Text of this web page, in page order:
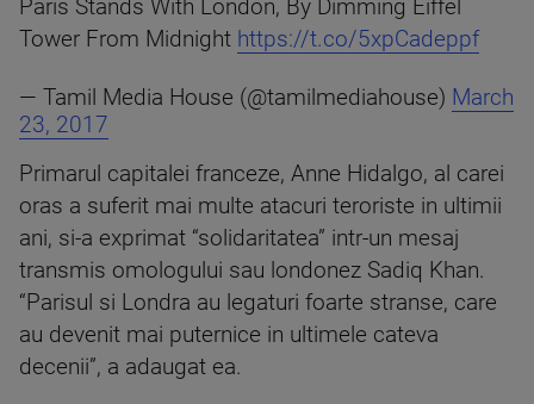
Paris Stands With London, By Dimming Eiffel
Tower From Midnight https://t.co/5xpCadeppf
— Tamil Media House (@tamilmediahouse) March
23, 2017
Primarul capitalei franceze, Anne Hidalgo, al carei
oras a suferit mai multe atacuri teroriste in ultimii
ani, si-a exprimat “solidaritatea” intr-un mesaj
transmis omologului sau londonez Sadiq Khan.
“Parisul si Londra au legaturi foarte stranse, care
au devenit mai puternice in ultimele cateva
decenii”, a adaugat ea.